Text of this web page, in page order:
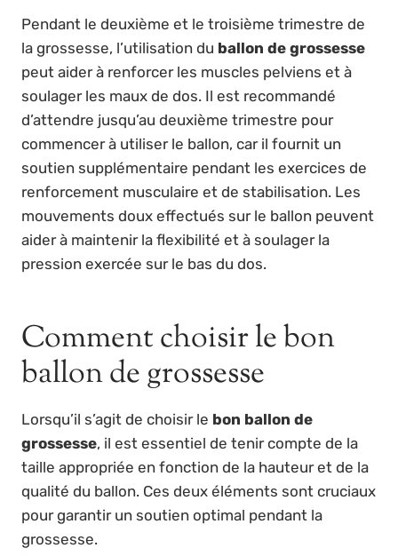
Pendant le deuxième et le troisième trimestre de
la grossesse, l’utilisation du ballon de grossesse
peut aider à renforcer les muscles pelviens et à
soulager les maux de dos. Il est recommandé
d’attendre jusqu’au deuxième trimestre pour
commencer à utiliser le ballon, car il fournit un
soutien supplémentaire pendant les exercices de
renforcement musculaire et de stabilisation. Les
mouvements doux effectués sur le ballon peuvent
aider à maintenir la flexibilité et à soulager la
pression exercée sur le bas du dos.
Comment choisir le bon
ballon de grossesse
Lorsqu’il s’agit de choisir le bon ballon de
grossesse, il est essentiel de tenir compte de la
taille appropriée en fonction de la hauteur et de la
qualité du ballon. Ces deux éléments sont cruciaux
pour garantir un soutien optimal pendant la
grossesse.